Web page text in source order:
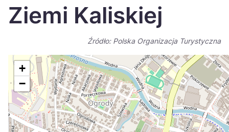
Dansk
Italiano
Nederlands 日本
Português
Suomi
Ziemi Kaliskiej
Źródło: Polska Organizacja Turystyczna
+
−